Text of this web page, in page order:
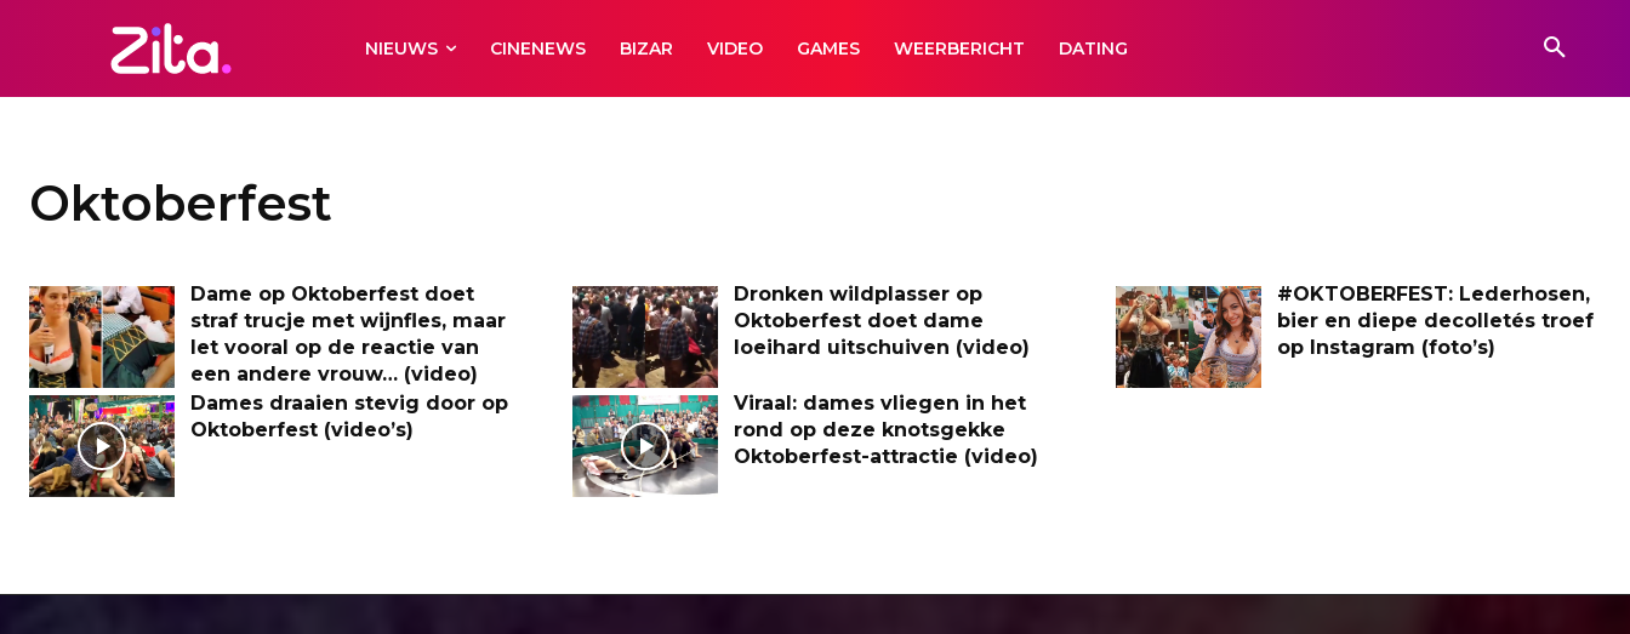
NIEUWS CINENEWS BIZAR VIDEO GAMES WEERBERICHT DATING
Oktoberfest
Dame op Oktoberfest doet
straf trucje met wijnfles, maar
let vooral op de reactie van
een andere vrouw… (video)
Dronken wildplasser op
Oktoberfest doet dame
loeihard uitschuiven (video)
#OKTOBERFEST: Lederhosen,
bier en diepe decolletés troef
op Instagram (foto’s)
Dames draaien stevig door op
Oktoberfest (video’s)
Viraal: dames vliegen in het
rond op deze knotsgekke
Oktoberfest-attractie (video)